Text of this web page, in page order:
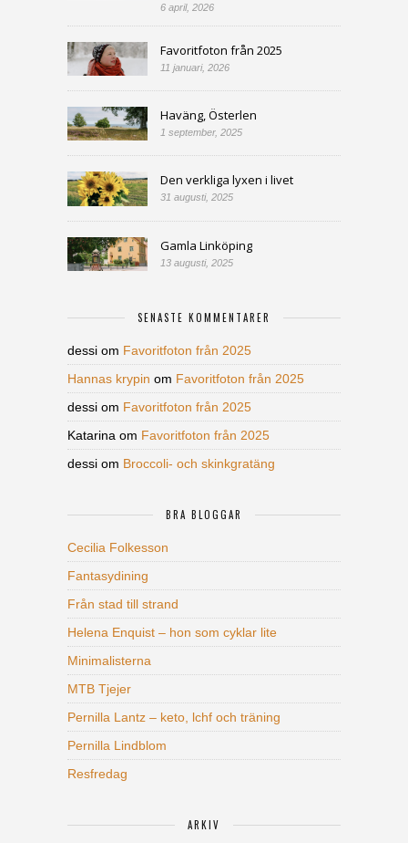
6 april, 2026
Favoritfoton från 2025
11 januari, 2026
Haväng, Österlen
1 september, 2025
Den verkliga lyxen i livet
31 augusti, 2025
Gamla Linköping
13 augusti, 2025
SENASTE KOMMENTARER
dessi om Favoritfoton från 2025
Hannas krypin om Favoritfoton från 2025
dessi om Favoritfoton från 2025
Katarina om Favoritfoton från 2025
dessi om Broccoli- och skinkgratäng
BRA BLOGGAR
Cecilia Folkesson
Fantasydining
Från stad till strand
Helena Enquist – hon som cyklar lite
Minimalisterna
MTB Tjejer
Pernilla Lantz – keto, lchf och träning
Pernilla Lindblom
Resfredag
ARKIV